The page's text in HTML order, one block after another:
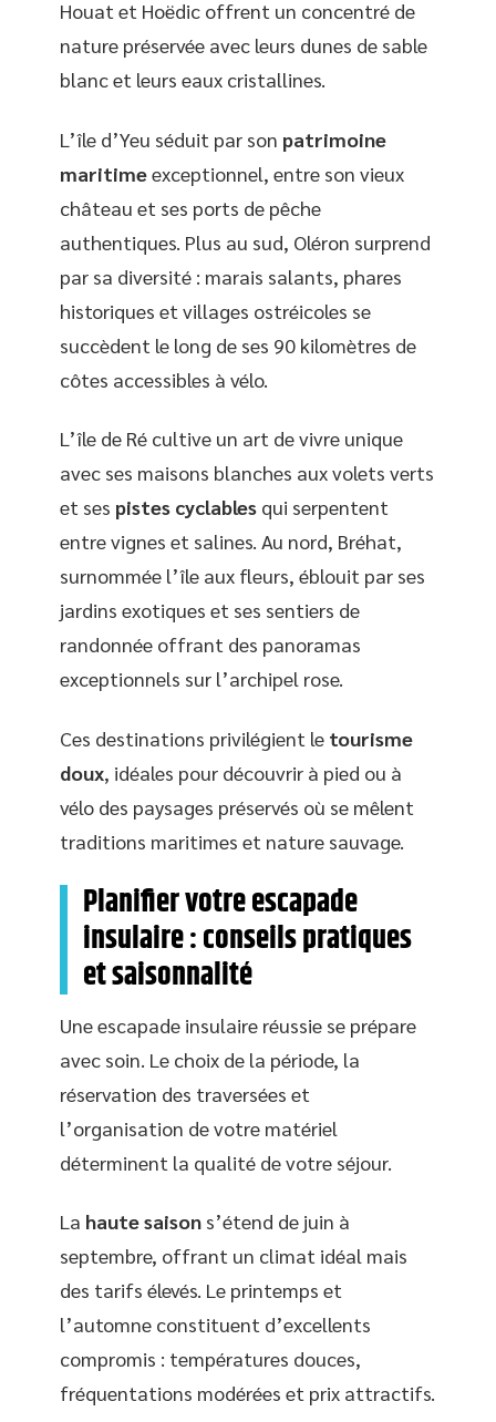
Houat et Hoëdic offrent un concentré de
nature préservée avec leurs dunes de sable
blanc et leurs eaux cristallines.
L’île d’Yeu séduit par son patrimoine
maritimeexceptionnel, entre son vieux
château et ses ports de pêche
authentiques. Plus au sud, Oléron surprend
par sa diversité : marais salants, phares
historiques et villages ostréicoles se
succèdent le long de ses 90 kilomètres de
côtes accessibles à vélo.
L’île de Ré cultive un art de vivre unique
avec ses maisons blanches aux volets verts
et ses pistes cyclables qui serpentent
entre vignes et salines. Au nord, Bréhat,
surnommée l’île aux fleurs, éblouit par ses
jardins exotiques et ses sentiers de
randonnée offrant des panoramas
exceptionnels sur l’archipel rose.
Ces destinations privilégient le tourisme
doux, idéales pour découvrir à pied ou à
vélo des paysages préservés où se mêlent
traditions maritimes et nature sauvage.
Planifier votre escapade
insulaire : conseils pratiques
et saisonnalité
Une escapade insulaire réussie se prépare
avec soin. Le choix de la période, la
réservation des traversées et
l’organisation de votre matériel
déterminent la qualité de votre séjour.
La haute saison s’étend de juin à
septembre, offrant un climat idéal mais
des tarifs élevés. Le printemps et
l’automne constituent d’excellents
compromis : températures douces,
fréquentations modérées et prix attractifs.